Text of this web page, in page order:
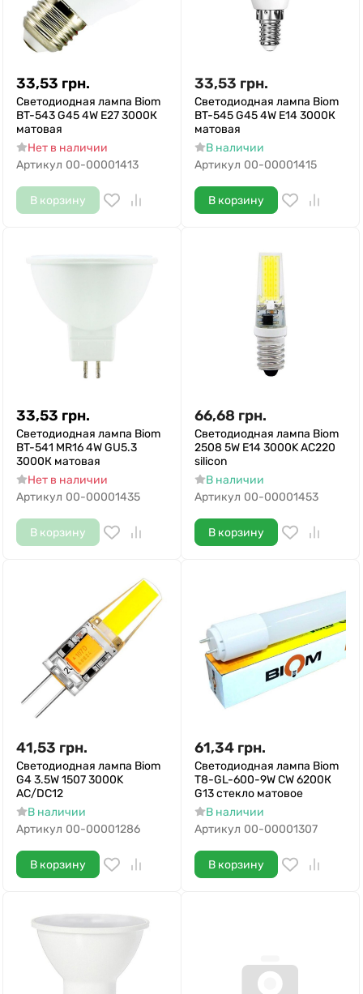
33,53 грн.
Светодиодная лампа Biom
BT-543 G45 4W E27 3000К
матовая
Нет в наличии
Артикул 00-00001413
В корзину
33,53 грн.
Светодиодная лампа Biom
BT-545 G45 4W E14 3000К
матовая
В наличии
Артикул 00-00001415
В корзину
33,53 грн.
Светодиодная лампа Biom
BT-541 MR16 4W GU5.3
3000К матовая
Нет в наличии
Артикул 00-00001435
В корзину
66,68 грн.
Светодиодная лампа Biom
2508 5W E14 3000K AC220
silicon
В наличии
Артикул 00-00001453
В корзину
41,53 грн.
Светодиодная лампа Biom
G4 3.5W 1507 3000K
AC/DC12
В наличии
Артикул 00-00001286
В корзину
61,34 грн.
Светодиодная лампа Biom
T8-GL-600-9W CW 6200К
G13 стекло матовое
В наличии
Артикул 00-00001307
В корзину